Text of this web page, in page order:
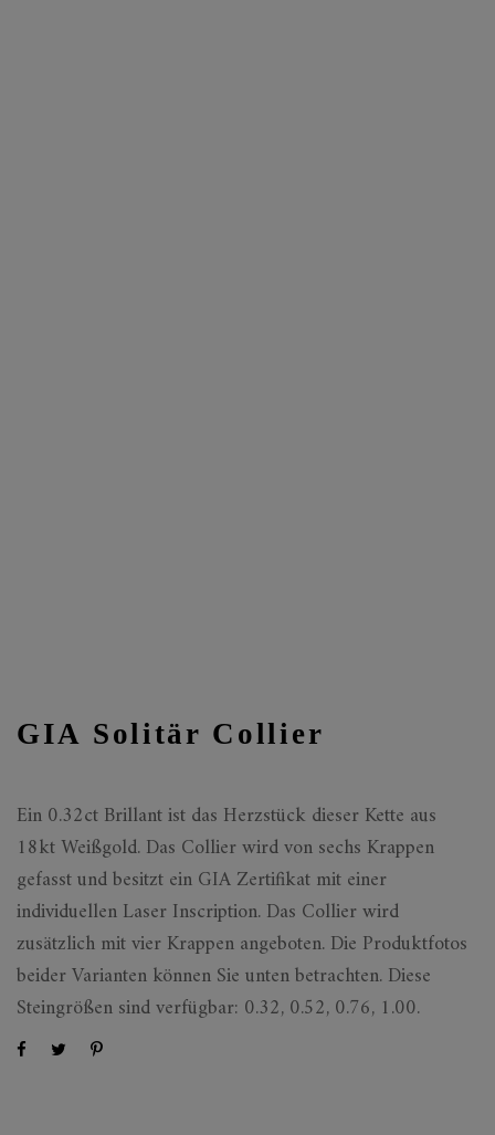
GIA Solitär Collier
Ein 0.32ct Brillant ist das Herzstück dieser Kette aus
18kt Weißgold. Das Collier wird von sechs Krappen
gefasst und besitzt ein GIA Zertifikat mit einer
individuellen Laser Inscription. Das Collier wird
zusätzlich mit vier Krappen angeboten. Die Produktfotos
beider Varianten können Sie unten betrachten. Diese
Steingrößen sind verfügbar: 0.32, 0.52, 0.76, 1.00.